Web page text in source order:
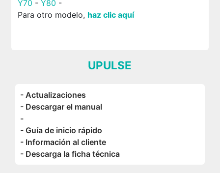
Y70 - Y80 -
Para otro modelo, haz clic aquí
UPULSE
- Actualizaciones
- Descargar el manual
-
- Guía de inicio rápido
- Información al cliente
- Descarga la ficha técnica